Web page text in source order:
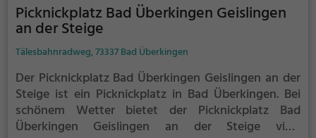
Picknickplatz Bad Überkingen Geislingen
an der Steige
Tälesbahnradweg, 73337 Bad Überkingen
Der Picknickplatz Bad Überkingen Geislingen an der
Steige ist ein Picknickplatz in Bad Überkingen. Bei
schönem Wetter bietet der Picknickplatz Bad
Überkingen Geislingen an der Steige viele